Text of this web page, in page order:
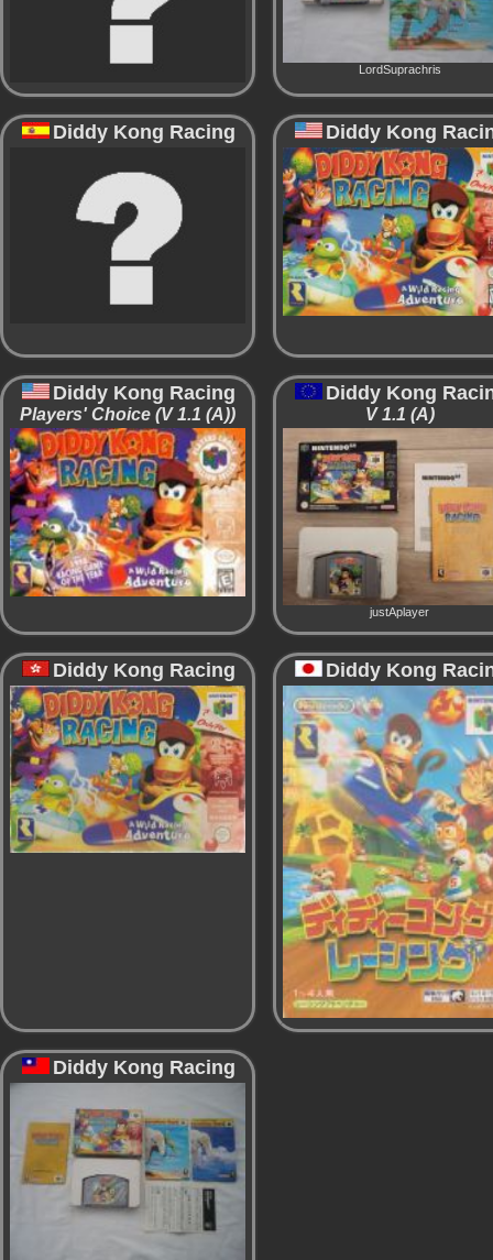
LordSuprachris
Diddy Kong Racing Diddy Kong
Diddy Kong Racing
Players' Choice (V 1.1 (A))
Diddy Kong
V 1.1 (A)
justAplayer
Diddy Kong Racing Diddy Kong
Diddy Kong Racing